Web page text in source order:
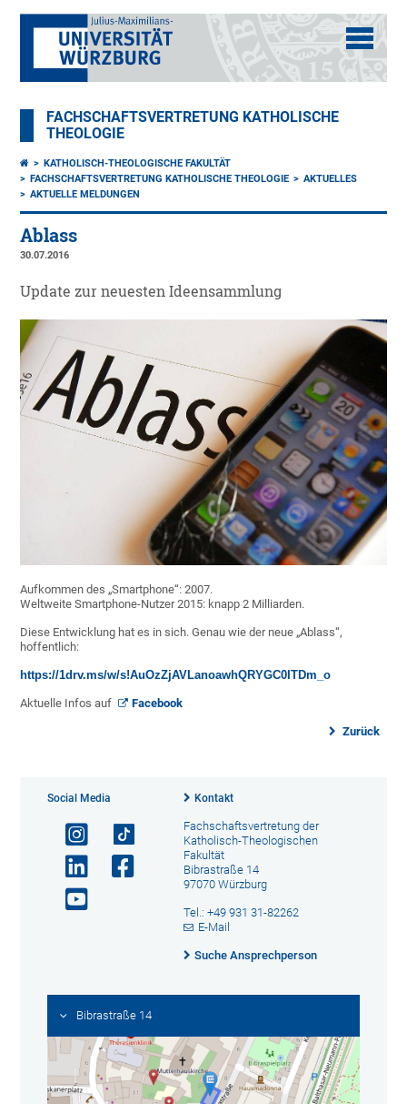
FACHSCHAFTSVERTRETUNG KATHOLISCHE
THEOLOGIE
KATHOLISCH-THEOLOGISCHE FAKULTÄT
FACHSCHAFTSVERTRETUNG KATHOLISCHE THEOLOGIE
AKTUELLES
AKTUELLE MELDUNGEN
Ablass
30.07.2016
Update zur neuesten Ideensammlung
Aufkommen des „Smartphone“: 2007.
Weltweite Smartphone-Nutzer 2015: knapp 2 Milliarden.
Diese Entwicklung hat es in sich. Genau wie der neue „Ablass“,
hoffentlich:
https://1drv.ms/w/s!AuOzZjAVLanoawhQRYGC0ITDm_o
Aktuelle Infos auf Facebook
Zurück
Social Media Kontakt
Fachschaftsvertretung der
Katholisch-Theologischen
Fakultät
Bibrastraße 14
97070 Würzburg
Tel.: +49 931 31-82262
E-Mail
Suche Ansprechperson
Bibrastraße 14